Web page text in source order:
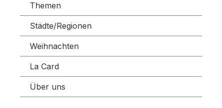
Themen
Städte/Regionen
Weihnachten
La Card
Über uns